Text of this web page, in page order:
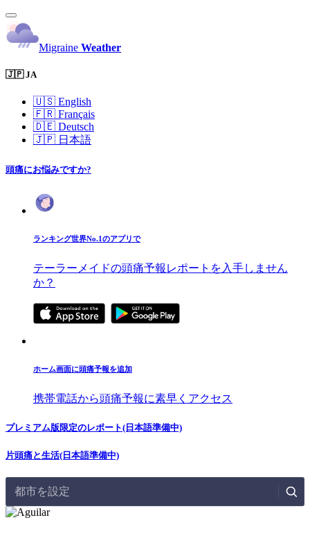
Migraine Weather
🇯🇵 JA
🇺🇸 English
🇫🇷 Français
🇩🇪 Deutsch
🇯🇵 日本語
頭痛にお悩みですか?
ランキング世界No.1のアプリで
テーラーメイドの頭痛予報レポートを入手しません
か？
ホーム画面に頭痛予報を追加
携帯電話から頭痛予報に素早くアクセス
プレミアム版限定のレポート(日本語準備中)
片頭痛と生活(日本語準備中)
都市を設定